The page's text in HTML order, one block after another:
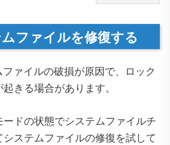
ファイルを修復する
ァイルの破損が原因で、ロック
きる場合があります。
ドの状態でシステムファイルチ
システムファイルの修復を試して